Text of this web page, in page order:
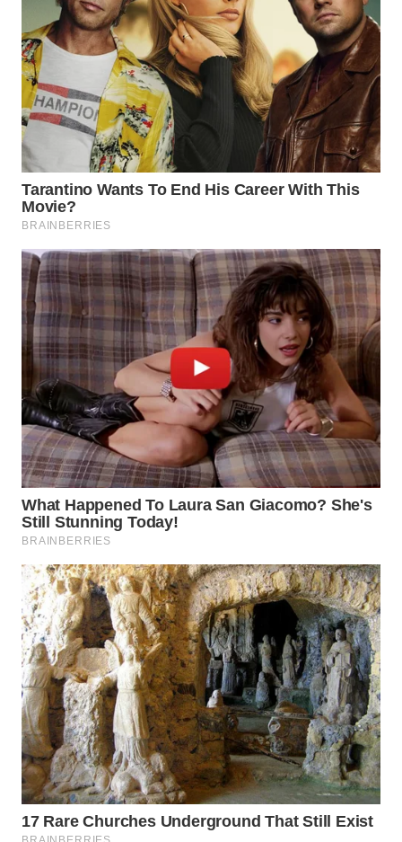
WN
KALTARA
WN
KALSEL
KALTIM
WN
SULSEL
WN
GORONTALO
WN
SULUT
WN
MALUKU
WN
MALUT
WN
DAIRI
WN
DANAU
TOBA
WN
NIAS
WN
LANGKAT
WN